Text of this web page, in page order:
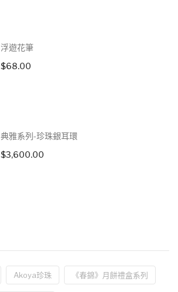
浮遊花筆
$68.00
典雅系列-珍珠銀耳環
$3,600.00
Akoya珍珠 《春錦》月餅禮盒系列